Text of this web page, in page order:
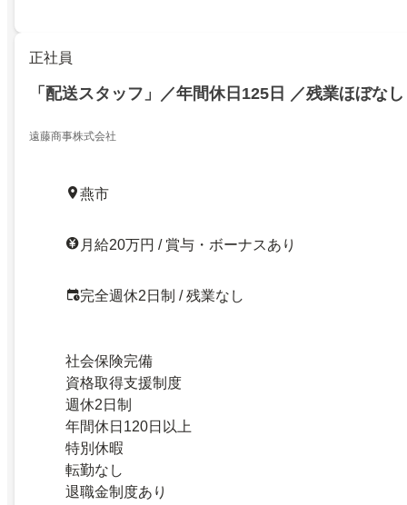
正社員
「配送スタッフ」／年間休日125日 ／残業ほぼな
遠藤商事株式会社
燕市
月給20万円 / 賞与・ボーナスあり
完全週休2日制 / 残業なし
社会保険完備
資格取得支援制度
週休2日制
年間休日120日以上
特別休暇
転勤なし
退職金制度あり